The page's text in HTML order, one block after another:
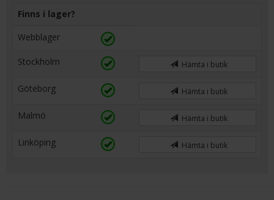
Finns i lager?
Webblager
Stockholm Hämta i butik
Göteborg Hämta i butik
Malmö Hämta i butik
Linköping Hämta i butik